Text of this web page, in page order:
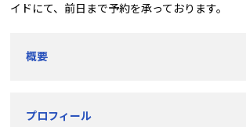
イドにて、前日まで予約を承っております。
概要
プロフィール